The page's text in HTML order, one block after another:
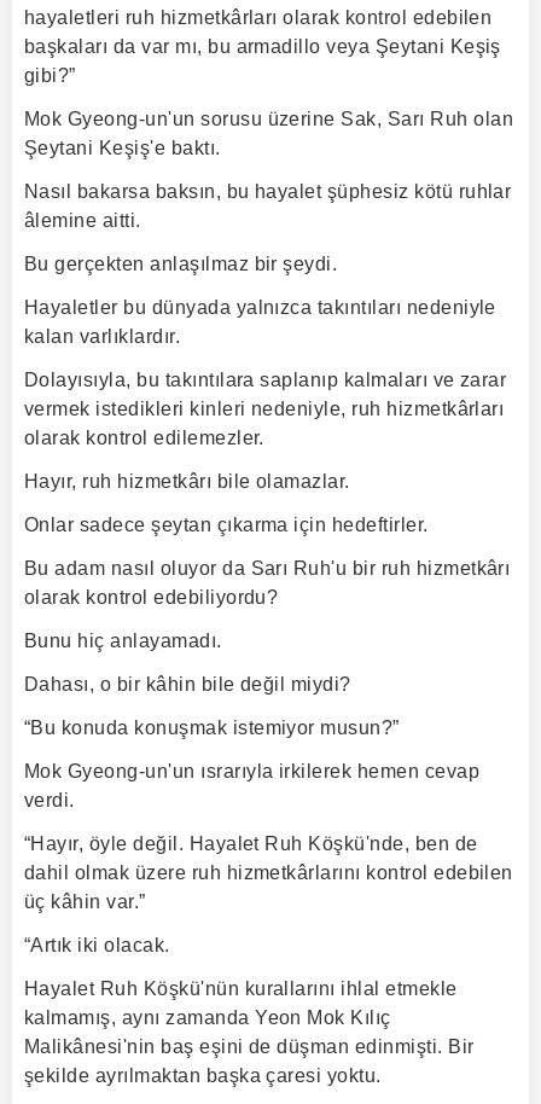
hayaletleri ruh hizmetkârları olarak kontrol edebilen
başkaları da var mı, bu armadillo veya Şeytani Keşiş
gibi?”
Mok Gyeong-un'un sorusu üzerine Sak, Sarı Ruh olan
Şeytani Keşiş'e baktı.
Nasıl bakarsa baksın, bu hayalet şüphesiz kötü ruhlar
âlemine aitti.
Bu gerçekten anlaşılmaz bir şeydi.
Hayaletler bu dünyada yalnızca takıntıları nedeniyle
kalan varlıklardır.
Dolayısıyla, bu takıntılara saplanıp kalmaları ve zarar
vermek istedikleri kinleri nedeniyle, ruh hizmetkârları
olarak kontrol edilemezler.
Hayır, ruh hizmetkârı bile olamazlar.
Onlar sadece şeytan çıkarma için hedeftirler.
Bu adam nasıl oluyor da Sarı Ruh'u bir ruh hizmetkârı
olarak kontrol edebiliyordu?
Bunu hiç anlayamadı.
Dahası, o bir kâhin bile değil miydi?
“Bu konuda konuşmak istemiyor musun?”
Mok Gyeong-un'un ısrarıyla irkilerek hemen cevap
verdi.
“Hayır, öyle değil. Hayalet Ruh Köşkü'nde, ben de
dahil olmak üzere ruh hizmetkârlarını kontrol edebilen
üç kâhin var.”
“Artık iki olacak.
Hayalet Ruh Köşkü'nün kurallarını ihlal etmekle
kalmamış, aynı zamanda Yeon Mok Kılıç
Malikânesi'nin baş eşini de düşman edinmişti. Bir
şekilde ayrılmaktan başka çaresi yoktu.